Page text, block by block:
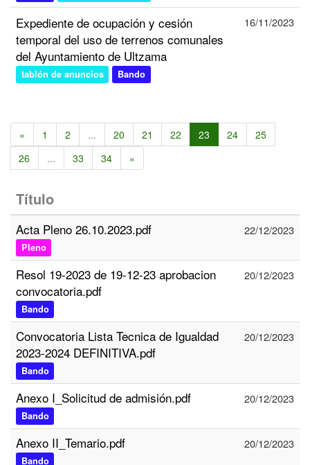
Expediente de ocupación y cesión
temporal del uso de terrenos comunales
del Ayuntamiento de Ultzama
tablón de anuncios Bando
16/11/2023
« 1 2 ... 20 21 22 23 24
25
26
... 33 34 »
Título
Acta Pleno 26.10.2023.pdf
Pleno
22/12/2023
Resol 19-2023 de 19-12-23 aprobacion
convocatoria.pdf
Bando
20/12/2023
Convocatoria Lista Tecnica de Igualdad
2023-2024 DEFINITIVA.pdf
Bando
20/12/2023
Anexo I_Solicitud de admisión.pdf
Bando
20/12/2023
Anexo II_Temario.pdf
Bando
20/12/2023